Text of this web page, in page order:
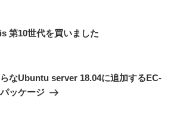
第10世代を買いました
なUbuntu server 18.04に追加するEC-
ッケージ